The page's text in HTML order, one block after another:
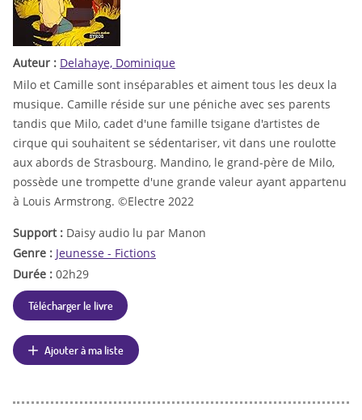
Auteur : Delahaye, Dominique
Milo et Camille sont inséparables et aiment tous les deux la
musique. Camille réside sur une péniche avec ses parents
tandis que Milo, cadet d'une famille tsigane d'artistes de
cirque qui souhaitent se sédentariser, vit dans une roulotte
aux abords de Strasbourg. Mandino, le grand-père de Milo,
possède une trompette d'une grande valeur ayant appartenu
à Louis Armstrong. ©Electre 2022
Support : Daisy audio lu par Manon
Genre : Jeunesse - Fictions
Durée : 02h29
Télécharger le livre
Ajouter à ma liste